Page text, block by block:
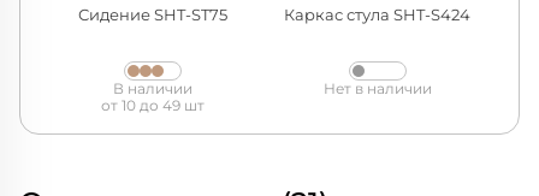
Сидение SHT-ST75
В наличии
от 10 до 49 шт
Каркас стула SHT-S424
Нет в наличии